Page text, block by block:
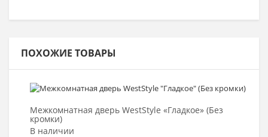
ПОХОЖИЕ ТОВАРЫ
Межкомнатная дверь WestStyle «Гладкое» (Без
кромки)
В наличии
Выбрать >